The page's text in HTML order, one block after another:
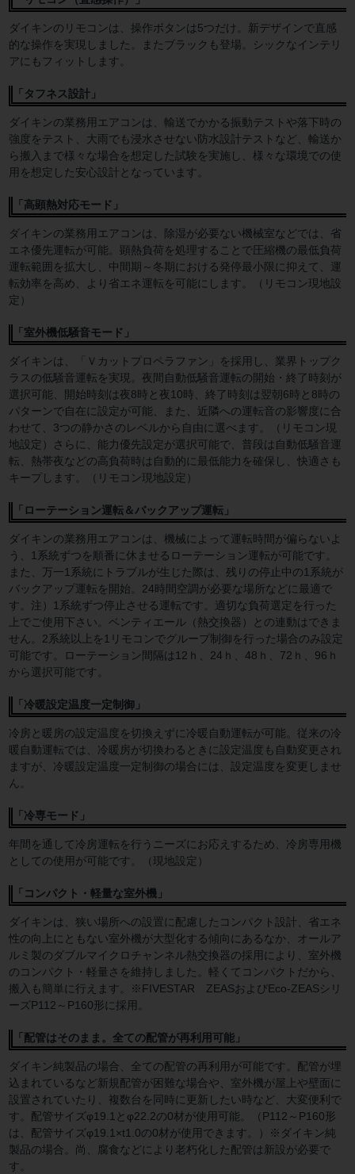
ダイキンのリモコンは、操作ボタンは5つだけ。新デザインで直感
的な操作を実現しました。またブラックも登場。シックなインテリ
アにもフィットします。
「タフネス設計」
ダイキンの業務用エアコンは、輸送でかかる振動テストや落下時の
強度をテスト、大雨でも浸水させない防水設計テストなど、輸送か
ら搬入まで様々な場合を想定した試験を実施し、様々な環境での使
用を想定した安心設計となっています。
「高顕熱対応モード」
ダイキンの業務用エアコンは、除湿が必要ない機械室などでは、省
エネ優先運転が可能。顕熱負荷を処理することで圧縮機の最低負荷
運転範囲を拡大し、中間期～冬期における発停最小限に抑えて、運
転効率を高め、より省エネ運転を可能にします。（リモコン現地設
定）
「室外機低騒音モード」
ダイキンは、「Ｖカットプロペラファン」を採用し、業界トップク
ラスの低騒音運転を実現。夜間自動低騒音運転の開始・終了時刻が
選択可能、開始時刻は夜8時と夜10時、終了時刻は翌朝6時と8時の
パターンで自在に設定が可能、また、近隣への運転音の影響度に合
わせて、3つの静かさのレベルから自由に選べます。（リモコン現
地設定）さらに、能力優先設定が選択可能で、普段は自動低騒音運
転、熱帯夜などの高負荷時は自動的に最低能力を確保し、快適さも
キープします。（リモコン現地設定）
「ローテーション運転＆バックアップ運転」
ダイキンの業務用エアコンは、機械によって運転時間が偏らないよ
う、1系統ずつを順番に休ませるローテーション運転が可能です。
また、万一1系統にトラブルが生じた際は、残りの停止中の1系統が
バックアップ運転を開始。24時間空調が必要な場所などに最適で
す。注）1系統ずつ停止させる運転です。適切な負荷選定を行った
上でご使用下さい。ベンティエール（熱交換器）との連動はできま
せん。2系統以上を1リモコンでグループ制御を行った場合のみ設定
可能です。ローテーション間隔は12ｈ、24ｈ、48ｈ、72ｈ、96ｈ
から選択可能です。
「冷暖設定温度一定制御」
冷房と暖房の設定温度を切換えずに冷暖自動運転が可能。従来の冷
暖自動運転では、冷暖房が切換わるときに設定温度も自動変更され
ますが、冷暖設定温度一定制御の場合には、設定温度を変更しませ
ん。
「冷専モード」
年間を通して冷房運転を行うニーズにお応えするため、冷房専用機
としての使用が可能です。（現地設定）
「コンパクト・軽量な室外機」
ダイキンは、狭い場所への設置に配慮したコンパクト設計、省エネ
性の向上にともない室外機が大型化する傾向にあるなか、オールア
ルミ製のダブルマイクロチャンネル熱交換器の採用により、室外機
のコンパクト・軽量さを維持しました。軽くてコンパクトだから、
搬入も簡単に行えます。※FIVESTAR ZEASおよびEco-ZEASシリ
ーズP112～P160形に採用。
「配管はそのまま。全ての配管が再利用可能」
ダイキン純製品の場合、全ての配管の再利用が可能です。配管が埋
込まれているなど新規配管が困難な場合や、室外機が屋上や壁面に
設置されていたり、複数台を同時に更新したい時など、大変便利で
す。配管サイズφ19.1とφ22.2の0材が使用可能。（P112～P160形
は、配管サイズφ19.1×t1.0の0材が使用できます。）※ダイキン純
製品の場合。尚、腐食などにより老朽化した配管は新設が必要で
す。